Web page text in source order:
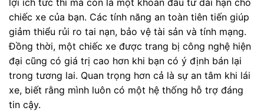
chiếc xe của bạn. Các tính năng an toàn tiên tiến giúp
giảm thiểu rủi ro tai nạn, bảo vệ tài sản và tính mạng.
Đồng thời, một chiếc xe được trang bị công nghệ hiện
đại cũng có giá trị cao hơn khi bạn có ý định bán lại
trong tương lai. Quan trọng hơn cả là sự an tâm khi lái
xe, biết rằng mình luôn có một hệ thống hỗ trợ đáng
tin cậy.